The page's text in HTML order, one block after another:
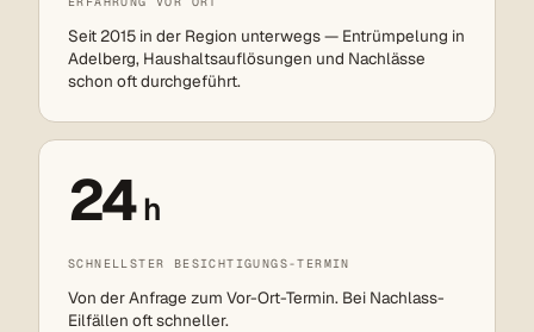
Seit 2015 in der Region unterwegs — Entrümpelung in
Adelberg, Haushaltsauflösungen und Nachlässe
schon oft durchgeführt.
24h
SCHNELLSTER BESICHTIGUNGS-TERMIN
Von der Anfrage zum Vor-Ort-Termin. Bei Nachlass-
Eilfällen oft schneller.